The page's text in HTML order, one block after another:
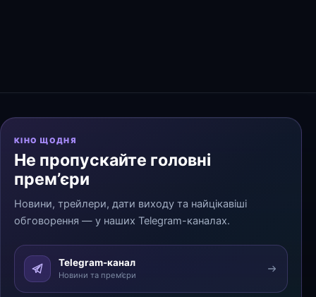
КІНО ЩОДНЯ
Не пропускайте головні
прем’єри
Новини, трейлери, дати виходу та найцікавіші
обговорення — у наших Telegram-каналах.
Telegram-канал
Новини та прем’єри